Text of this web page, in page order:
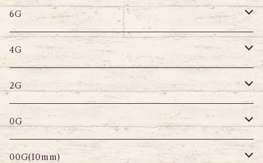
へそピアス
サーキュラー
スパイラル
変形ピアス
セグメントリング
バナナバーベル
へそピアス
サーキュラー
スパイラル
セグメント
ラブレット
バナナバーベル
セグメントリング
サーキュラーバーベル
パーツ
ストレートバーベル
ラブレット
バナナバーベル
セグメントリング
プラグ
キャプティブリング
ストレートバーベル
ラブレット
セグメントリング
プラグ
6G
キャプティブリング
ストレートバーベル
トンネル
プラグ
4G
キャプティブリング
ストレートバーベル
サーキュラー
2G
トンネル
プラグ
0G
トンネル
00G(10mm)